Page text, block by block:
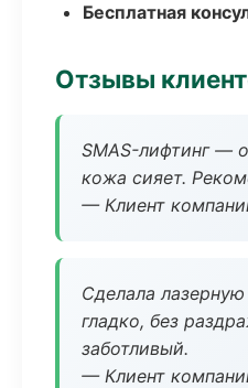
Бесплатная
Отзывы
SMAS-лифтинг —
кожа сияет.
— Клиент
Сделала
гладко, без
заботливый.
— Клиент